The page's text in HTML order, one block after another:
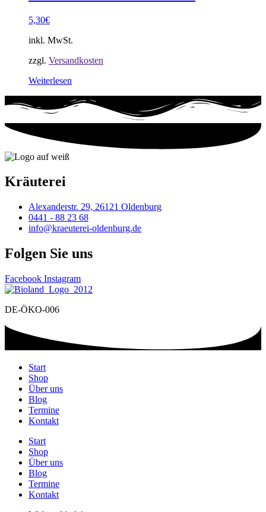
5,30€
inkl. MwSt.
zzgl. Versandkosten
Weiterlesen
Kräuterei
Alexanderstr. 29, 26121 Oldenburg
0441 - 88 23 68
info@kraeuterei-oldenburg.de
Folgen Sie uns
Facebook Instagram
DE-ÖKO-006
Start
Shop
Über uns
Blog
Termine
Kontakt
Start
Shop
Über uns
Blog
Termine
Kontakt